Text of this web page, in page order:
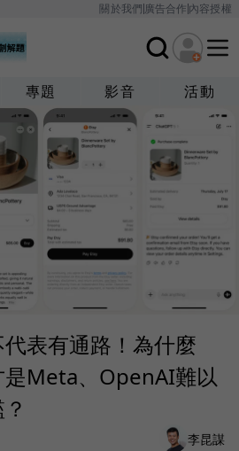
關於我們廣告合作內容授權
專題 影音 活動
表有通路！為什麼
是Meta、OpenAI難以
李昆謀